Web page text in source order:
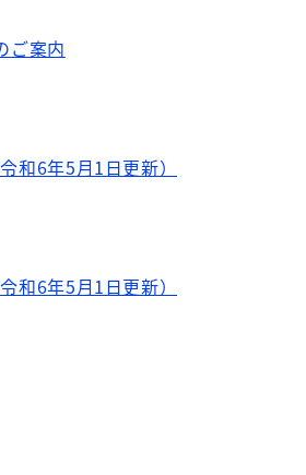
ご案内
和6年5月1日更新）
和6年5月1日更新）